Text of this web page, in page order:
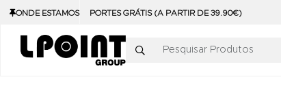
ONDE ESTAMOS PORTES GRÁTIS (A PARTIR DE 39.90€)
Pesquisar Produtos